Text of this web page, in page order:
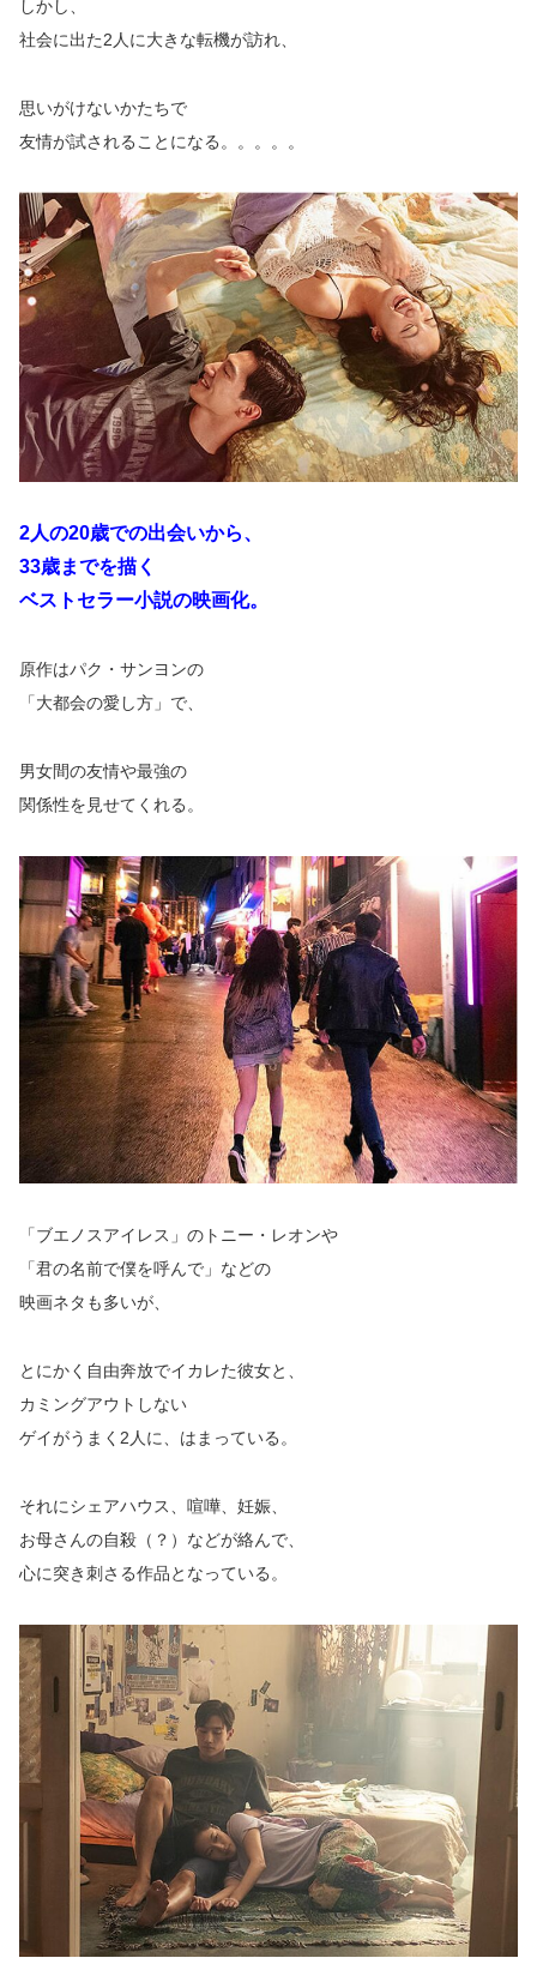
しかし、
社会に出た2人に大きな転機が訪れ、
思いがけないかたちで
友情が試されることになる。。。。。
2人の20歳での出会いから、
33歳までを描く
ベストセラー小説の映画化。
原作はパク・サンヨンの
「大都会の愛し方」で、
男女間の友情や最強の
関係性を見せてくれる。
「ブエノスアイレス」のトニー・レオンや
「君の名前で僕を呼んで」などの
映画ネタも多いが、
とにかく自由奔放でイカレた彼女と、
カミングアウトしない
ゲイがうまく2人に、はまっている。
それにシェアハウス、喧嘩、妊娠、
お母さんの自殺（？）などが絡んで、
心に突き刺さる作品となっている。